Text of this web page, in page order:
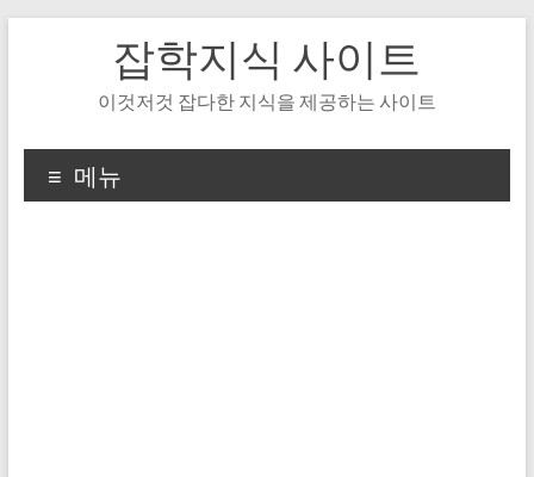
잡학지식 사이트
이것저것 잡다한 지식을 제공하는 사이트
메뉴